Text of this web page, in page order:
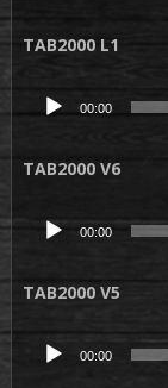
TAB2000 L1
Lecteur
00:00
TAB2000 V6
Lecteur
00:00
TAB2000 V5
Lecteur
00:00